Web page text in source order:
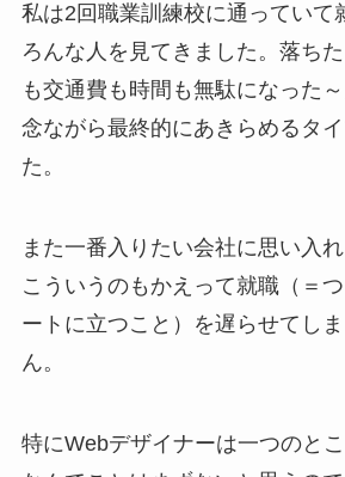
私は2回職業訓練校に通っていて
ろんな人を見てきました。落ち
も交通費も時間も無駄になった
念ながら最終的にあきらめるタ
た。
また一番入りたい会社に思い入れ
こういうのもかえって就職（＝
ートに立つこと）を遅らせてし
ん。
特にWebデザイナーは一つのと